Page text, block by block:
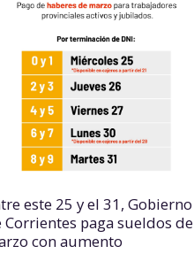
este 25 y el 31, Gobierno
Corrientes paga sueldos de
con aumento